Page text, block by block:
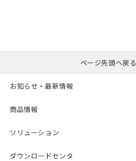
ページ先頭へ戻る
お知らせ・最新情報
商品情報
ソリューション
ダウンロードセンタ